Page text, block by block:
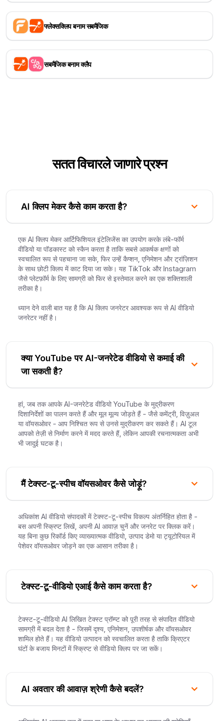
फ्लेक्सक्लिप बनाम सबमैजिक
सबमैजिक बनाम क्लैप
सतत विचारले जाणारे प्रश्न
AI क्लिप मेकर कैसे काम करता है?
एक AI क्लिप मेकर आर्टिफिशियल इंटेलिजेंस का उपयोग करके लंबे-फॉर्म
वीडियो या पॉडकास्ट को स्कैन करता है ताकि सबसे आकर्षक क्षणों को
स्वचालित रूप से पहचाना जा सके, फिर उन्हें कैप्शन, एनिमेशन और ट्रांज़िशन
के साथ छोटी क्लिप में काट दिया जा सके। यह TikTok और Instagram
जैसे प्लेटफ़ॉर्म के लिए सामग्री को फिर से इस्तेमाल करने का एक शक्तिशाली
तरीका है।
ध्यान देने वाली बात यह है कि AI क्लिप जनरेटर आवश्यक रूप से AI वीडियो
जनरेटर नहीं है।
क्या YouTube पर AI-जनरेटेड वीडियो से कमाई की
जा सकती है?
हां, जब तक आपके AI-जनरेटेड वीडियो YouTube के मुद्रीकरण
दिशानिर्देशों का पालन करते हैं और मूल मूल्य जोड़ते हैं - जैसे कमेंट्री, विज़ुअल
या वॉयसओवर - आप निश्चित रूप से उनसे मुद्रीकरण कर सकते हैं। AI टूल
आपको तेज़ी से निर्माण करने में मदद करते हैं, लेकिन आपकी रचनात्मकता अभी
भी जादुई घटक है।
मैं टेक्स्ट-टू-स्पीच वॉयसओवर कैसे जोड़ूं?
अधिकांश AI वीडियो संपादकों में टेक्स्ट-टू-स्पीच विकल्प अंतर्निहित होता है -
बस अपनी स्क्रिप्ट लिखें, अपनी AI आवाज़ चुनें और जनरेट पर क्लिक करें।
यह बिना कुछ रिकॉर्ड किए व्याख्यात्मक वीडियो, उत्पाद डेमो या ट्यूटोरियल में
पेशेवर वॉयसओवर जोड़ने का एक आसान तरीका है।
टेक्स्ट-टू-वीडियो एआई कैसे काम करता है?
टेक्स्ट-टू-वीडियो AI लिखित टेक्स्ट प्रॉम्प्ट को पूरी तरह से संपादित वीडियो
सामग्री में बदल देता है - जिसमें दृश्य, एनिमेशन, उपशीर्षक और वॉयसओवर
शामिल होते हैं। यह वीडियो उत्पादन को स्वचालित करता है ताकि क्रिएटर
घंटों के बजाय मिनटों में स्क्रिप्ट से वीडियो क्लिप पर जा सकें।
AI अवतार की आवाज़ श्रेणी कैसे बदलें?